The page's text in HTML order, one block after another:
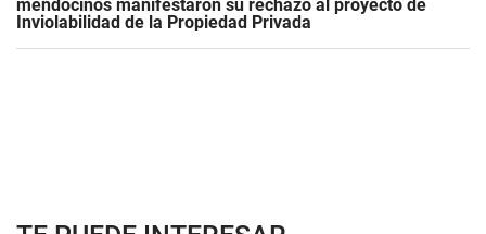
mendocinos manifestaron su rechazo al proyecto de
Inviolabilidad de la Propiedad Privada